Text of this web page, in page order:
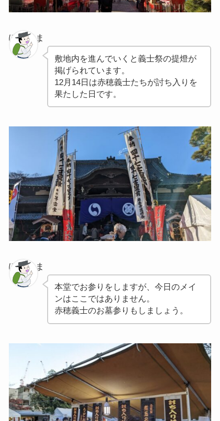
ぽちゃま
敷地内を進んでいくと義士祭の提燈が
掲げられています。
12月14日は赤穂義士たちが討ち入りを
果たした日です。
ぽちゃま
本堂でお参りをしますが、今日のメイ
ンはここではありません。
赤穂義士のお墓参りもしましょう。